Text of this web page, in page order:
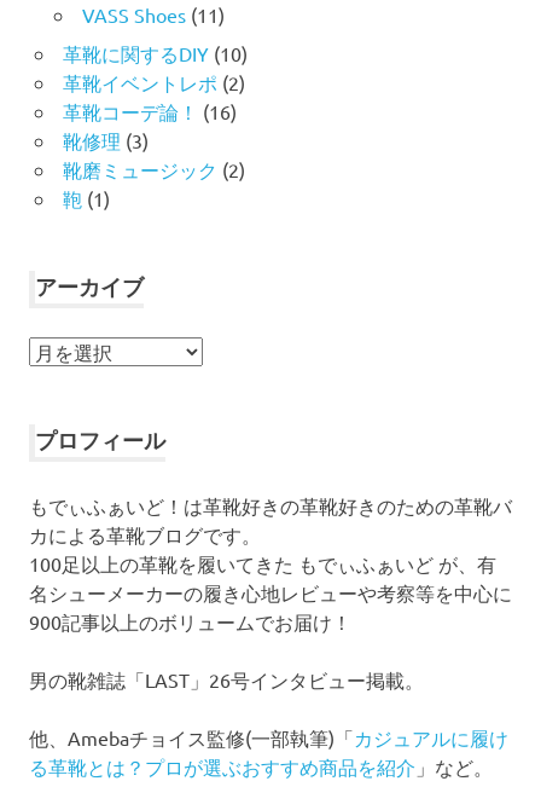
VASS Shoes(11)
革靴に関するDIY(10)
革靴イベントレポ (2)
革靴コーデ論！ (16)
靴修理 (3)
靴磨ミュージック (2)
鞄 (1)
アーカイブ
ア
イ
プロフィール
もでぃふぁいど！は革靴好きの革靴好きのための革靴バ
カによる革靴ブログです。
100足以上の革靴を履いてきた もでぃふぁいど が、有
名シューメーカーの履き心地レビューや考察等を中心に
900記事以上のボリュームでお届け！
男の靴雑誌「LAST」26号インタビュー掲載。
他、Amebaチョイス監修(一部執筆)「カジュアルに履け
る革靴とは？プロが選ぶおすすめ商品を紹介 」など。